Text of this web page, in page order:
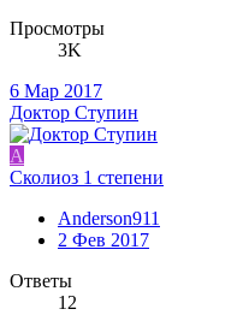
Просмотры
3K
6 Мар 2017
Доктор Ступин
A
Сколиоз 1 степени
Anderson911
2 Фев 2017
Ответы
12